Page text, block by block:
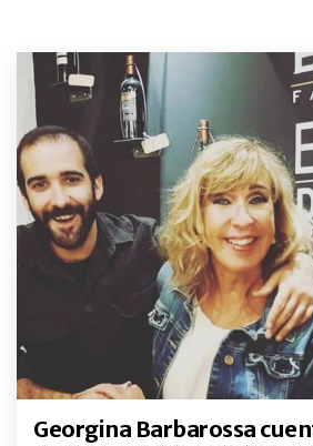
Georgina Barbarossa